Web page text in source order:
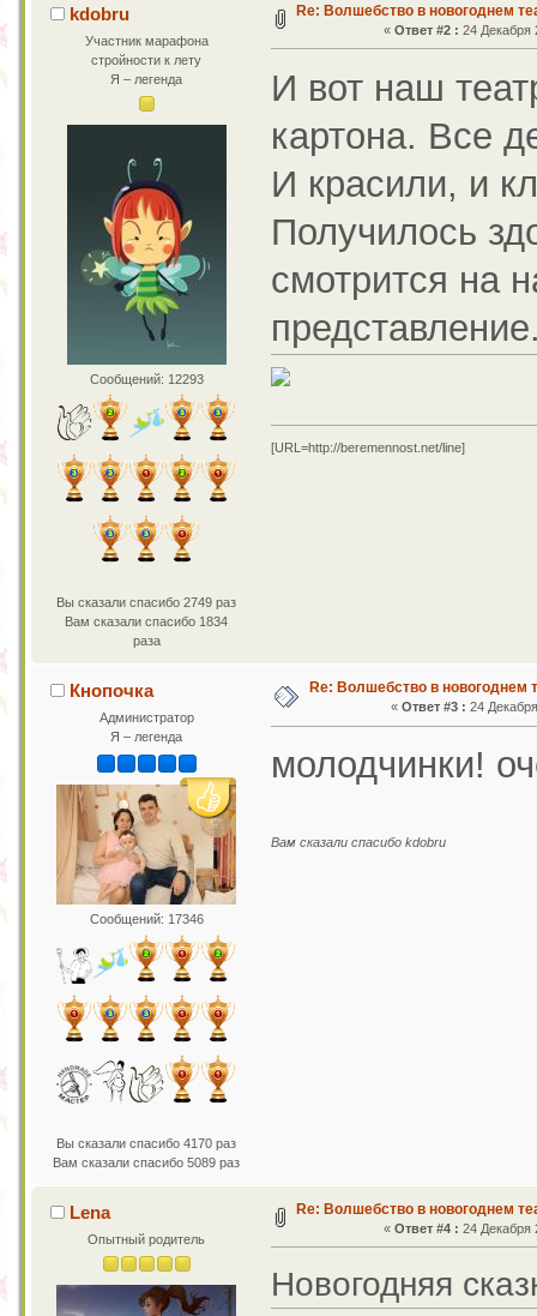
kdobru
Участник марафона
стройности к лету
Я – легенда
Сообщений: 12293
Вы сказали спасибо 2749 раз
Вам сказали спасибо 1834
раза
Re: Волшебство в новогоднем
«Ответ #2 : 24 Декабря
И вот наш
картона. Все
И красили, и
Получилось
смотрится на
[URL=http://beremennost.net/line]
Кнопочка
Администратор
Я – легенда
Сообщений: 17346
Вы сказали спасибо 4170 раз
Вам сказали спасибо 5089 раз
Re: Волшебство в новогоднем
« Ответ #3 : 24
молодчинки!
Вам сказали спасибо kdobru
Lena
Опытный родитель
Re: Волшебство в новогоднем
«Ответ #4 : 24 Декабря
Новогодняя